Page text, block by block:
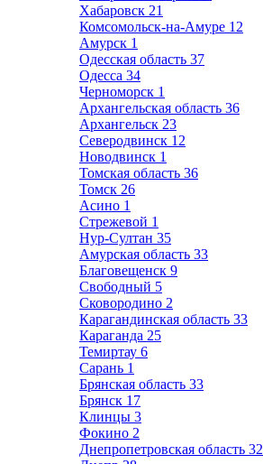
Хабаровск 21
Комсомольск-на-Амуре 12
Амурск 1
Одесская область 37
Одесса 34
Черноморск 1
Архангельская область 36
Архангельск 23
Северодвинск 12
Новодвинск 1
Томская область 36
Томск 26
Асино 1
Стрежевой 1
Нур-Султан 35
Амурская область 33
Благовещенск 9
Свободный 5
Сковородино 2
Карагандинская область 33
Караганда 25
Темиртау 6
Сарань 1
Брянская область 33
Брянск 17
Клинцы 3
Фокино 2
Днепропетровская область 32